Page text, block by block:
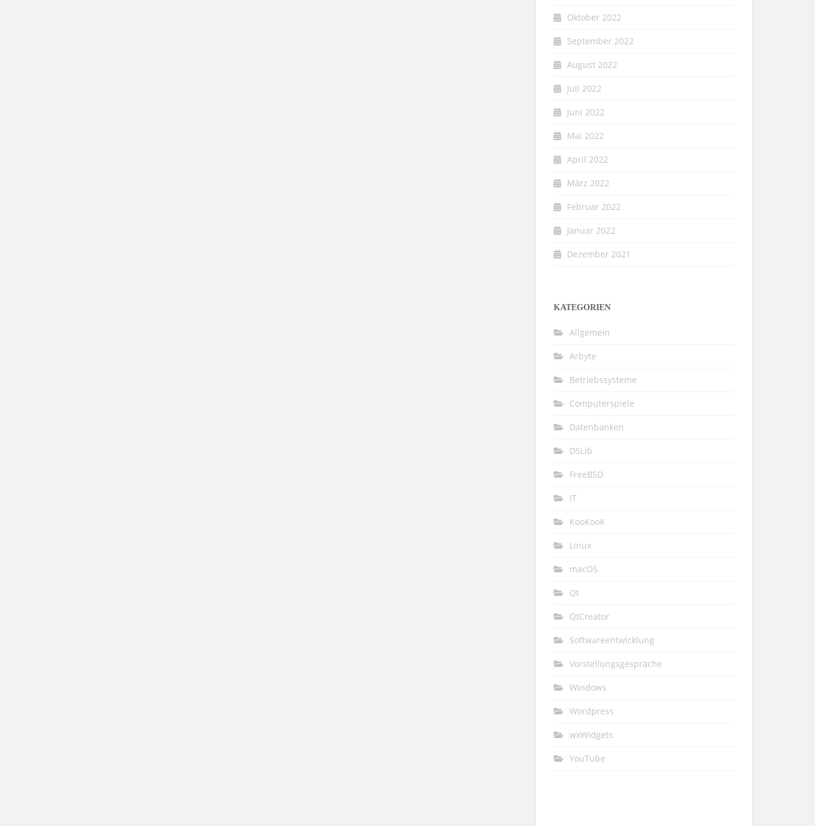
Oktober 2022
September 2022
August 2022
Juli 2022
Juni 2022
Mai 2022
April 2022
März 2022
Februar 2022
Januar 2022
Dezember 2021
KATEGORIEN
Allgemein
Arbyte
Betriebssysteme
Computerspiele
Datenbanken
DSLib
FreeBSD
IT
KooKooK
Linux
macOS
Qt
QtCreator
Softwareentwicklung
Vorstellungsgespräche
Windows
Wordpress
wxWidgets
YouTube